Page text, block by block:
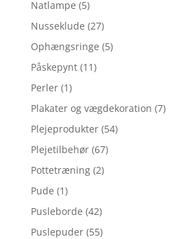
Natlampe (5)
Nusseklude (27)
Ophængsringe (5)
Påskepynt (11)
Perler (1)
Plakater og vægdekoration (7)
Plejeprodukter (54)
Plejetilbehør (67)
Pottetræning (2)
Pude (1)
Pusleborde (42)
Puslepuder (55)